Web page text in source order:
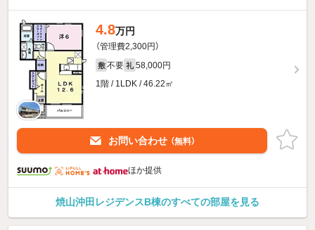
4.8万円
（管理費2,300円）
敷 不要 礼 58,000円
1階 / 1LDK / 46.22㎡
お問い合わせ （無料）
ほか提供
焼山沖田レジデンスB棟のすべての部屋を見る